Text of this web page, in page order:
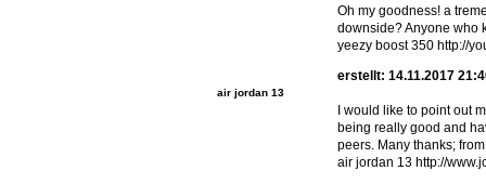
Oh my goodness! a
downside? Anyone who
yeezy boost 350 http://
air jordan 13
erstellt: 14.11.2017
I would like to point out
being really good and
peers. Many thanks;
air jordan 13 http://